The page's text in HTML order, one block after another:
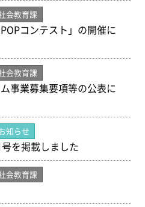
会教育課
コンテスト」の開催に
会教育課
事業募集要項等の公表に
知らせ
を掲載しました
会教育課